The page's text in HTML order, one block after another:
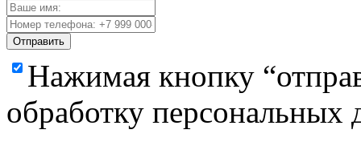
Отправить
Нажимая кнопку
обработку персональных